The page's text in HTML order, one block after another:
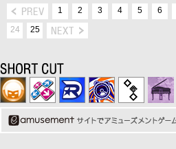
1 2 3 4 5 6
24
25